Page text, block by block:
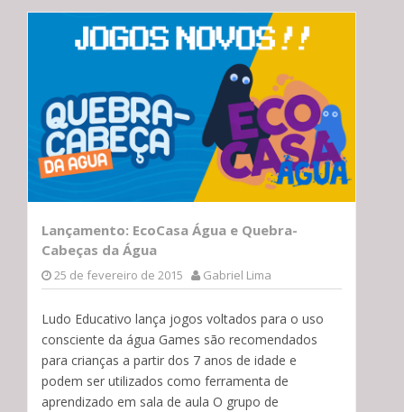
Lançamento: EcoCasa Água e Quebra-
Cabeças da Água
25 de fevereiro de 2015 Gabriel Lima
Ludo Educativo lança jogos voltados para o uso
consciente da água Games são recomendados
para crianças a partir dos 7 anos de idade e
podem ser utilizados como ferramenta de
aprendizado em sala de aula O grupo de